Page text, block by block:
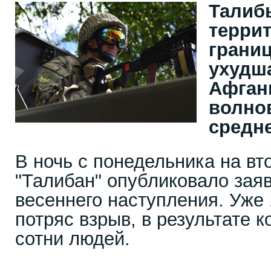
В ночь с понедельника на
"Талибан" опубликовало
весеннего наступления.
потряс взрыв, в результате
сотни людей.